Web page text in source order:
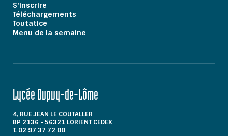
S'inscrire
Téléchargements
Toutatice
Menu de la semaine
Lycée Dupuy-de-Lôme
4, RUE JEAN LE COUTALLER
BP 2136 - 56321 LORIENT CEDEX
T. 02 97 37 72 88